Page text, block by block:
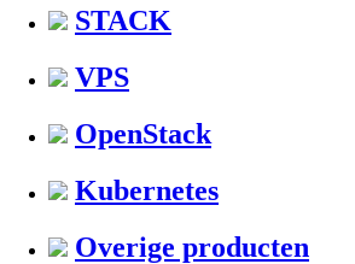
STACK
VPS
OpenStack
Kubernetes
Overige producten